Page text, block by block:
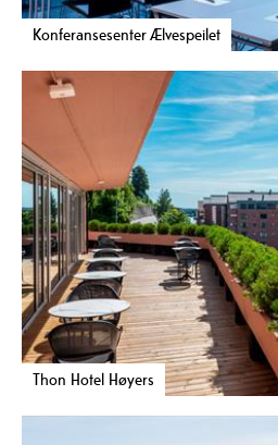
Konferansesenter Ælvespeilet
Thon Hotel Høyers